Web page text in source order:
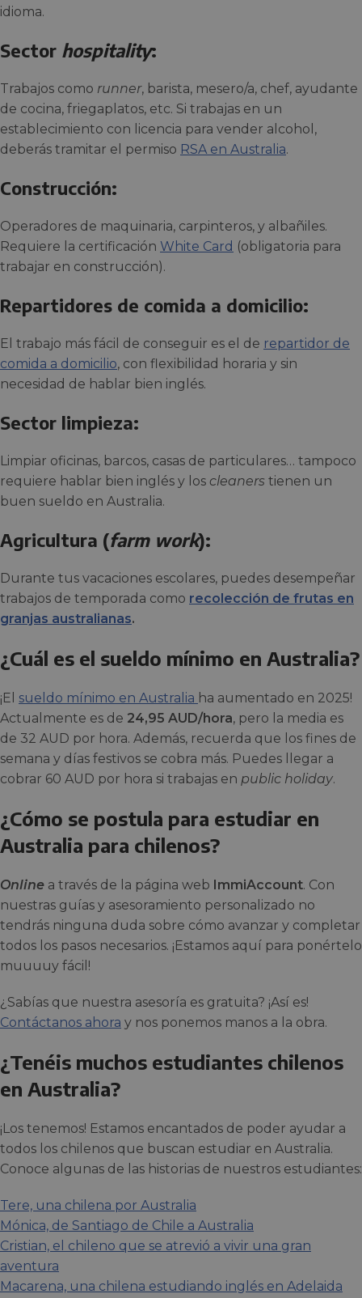
idioma.
Sector hospitality:
Trabajos como runner, barista, mesero/a, chef, ayudante
de cocina, friegaplatos, etc. Si trabajas en un
establecimiento con licencia para vender alcohol,
deberás tramitar el permiso RSA en Australia.
Construcción:
Operadores de maquinaria, carpinteros, y albañiles.
Requiere la certificación White Card (obligatoria para
trabajar en construcción).
Repartidores de comida a domicilio:
El trabajo más fácil de conseguir es el de repartidor de
comida a domicilio, con flexibilidad horaria y sin
necesidad de hablar bien inglés.
Sector limpieza:
Limpiar oficinas, barcos, casas de particulares… tampoco
requiere hablar bien inglés y los cleaners tienen un
buen sueldo en Australia.
Agricultura (farm work):
Durante tus vacaciones escolares, puedes desempeñar
trabajos de temporada como recolección de frutas en
granjas australianas.
¿Cuál es el sueldo mínimo en Australia?
¡El sueldo mínimo en Australia ha aumentado en 2025!
Actualmente es de 24,95 AUD/hora, pero la media es
de 32 AUD por hora. Además, recuerda que los fines de
semana y días festivos se cobra más. Puedes llegar a
cobrar 60 AUD por hora si trabajas en public holiday.
¿Cómo se postula para estudiar en
Australia para chilenos?
Online a través de la página web ImmiAccount. Con
nuestras guías y asesoramiento personalizado no
tendrás ninguna duda sobre cómo avanzar y completar
todos los pasos necesarios. ¡Estamos aquí para ponértelo
muuuuy fácil!
¿Sabías que nuestra asesoría es gratuita? ¡Así es!
Contáctanos ahora y nos ponemos manos a la obra.
¿Tenéis muchos estudiantes chilenos
en Australia?
¡Los tenemos! Estamos encantados de poder ayudar a
todos los chilenos que buscan estudiar en Australia.
Conoce algunas de las historias de nuestros estudiantes:
Tere, una chilena por Australia
Mónica, de Santiago de Chile a Australia
Cristian, el chileno que se atrevió a vivir una gran
aventura
Macarena, una chilena estudiando inglés en Adelaida